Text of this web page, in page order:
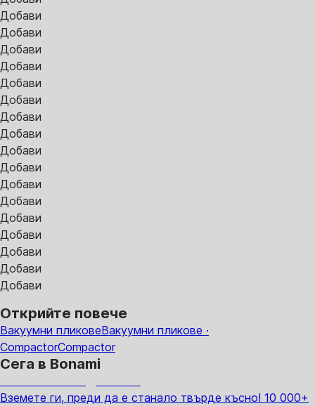
Добави
Добави
Добави
Добави
Добави
Добави
Добави
Добави
Добави
Добави
Добави
Добави
Добави
Добави
Добави
Добави
Добави
Открийте повече
Вакуумни пликовеВакуумни пликове ·
CompactorCompactor
Сега в Bonami
Вземете ги, преди да е станало твърде късно! 10 000+